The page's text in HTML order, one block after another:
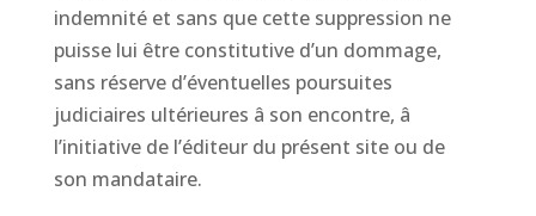
indemnité et sans que cette suppression ne
puisse lui être constitutive d’un dommage,
sans réserve d’éventuelles poursuites
judiciaires ultérieures â son encontre, â
l’initiative de l’éditeur du présent site ou de
son mandataire.